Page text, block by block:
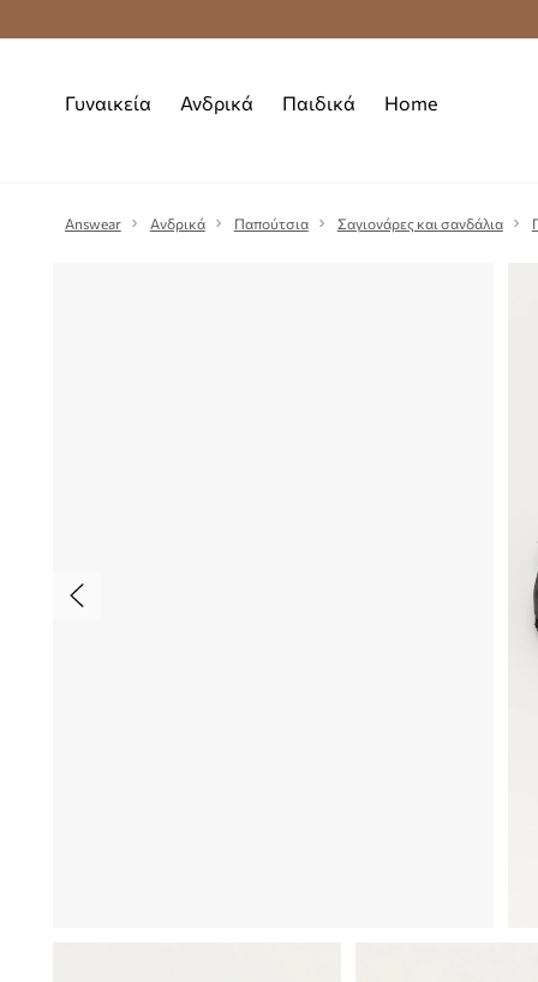
Δωρεάν
Γυναικεία Ανδρικά Παιδικά Home
Answear Ανδρικά Παπούτσια Σαγιονάρες και σανδάλια